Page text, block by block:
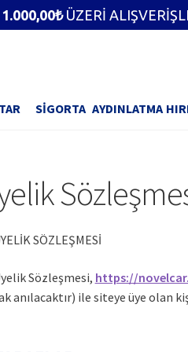
SIGORTA AYDINLATMA
KILAVUZLAR
TAMAMLAYIN
BLOK
SÖZLEŞMESİ
Sözleşmesi, https://
anılacaktır) ile siteye üye olan
1.000,00₺ÜZERİ